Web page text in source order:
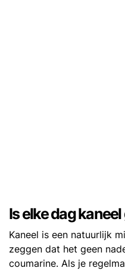
Is elke dag
Kaneel is een natuurlijk
zeggen dat het geen
coumarine. Als je